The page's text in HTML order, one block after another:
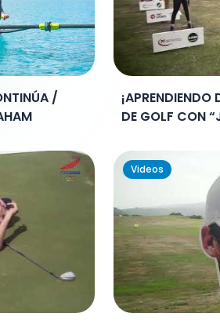
/
DE GOLF CON
Videos